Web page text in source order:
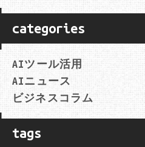
categories
AIツール活用
AIニュース
ビジネスコラム
tags